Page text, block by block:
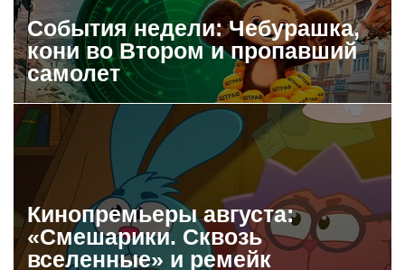
События недели: Чебурашка,
кони во Втором и пропавший
самолет
Кинопремьеры августа:
«Смешарики. Сквозь
вселенные» и ремейк